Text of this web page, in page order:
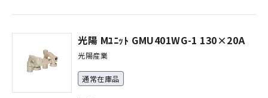
光陽 Mﾕﾆｯﾄ GMU401WG-1 130×20A
光陽産業
通常在庫品